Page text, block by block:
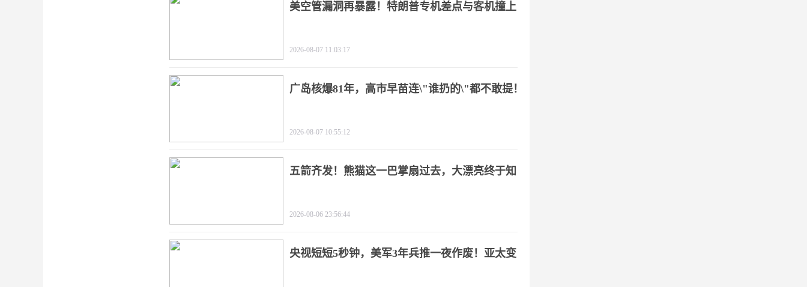
美空管漏洞再暴露！特朗普专机差点与客机撞上
2026-08-07 11:03:17
广岛核爆81年，高市早苗连\"谁扔的\"都不敢提！
2026-08-07 10:55:12
五箭齐发！熊猫这一巴掌扇过去，大漂亮终于知
2026-08-06 23:56:44
央视短短5秒钟，美军3年兵推一夜作废！亚太变